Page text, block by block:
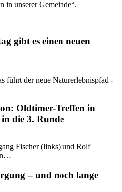
in unserer Gemeinde“.
gibt es einen neuen
führt der neue Naturerlebnispfad -
Oldtimer-Treffen in
die 3. Runde
Fischer (links) und Rolf
– und noch lange